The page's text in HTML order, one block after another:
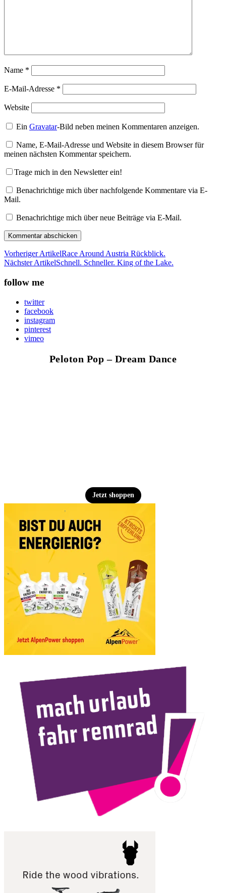
Name *
E-Mail-Adresse *
Website
EinGravatar-Bild neben meinen Kommentaren anzeigen.
Name, E-Mail-Adresse und Website in diesem Browser für
meinen nächsten Kommentar speichern.
Trage mich in den Newsletter ein!
Benachrichtige mich über nachfolgende Kommentare via E-
Mail.
Benachrichtige mich über neue Beiträge via E-Mail.
Vorheriger ArtikelRace Around Austria Rückblick.
Nächster ArtikelSchnell. Schneller. King of the Lake.
follow me
twitter
facebook
instagram
pinterest
vimeo
Peloton Pop – Dream Dance
Jetzt shoppen